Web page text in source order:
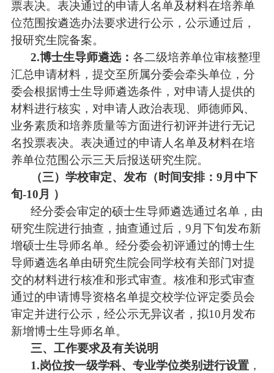
票表决。表决通过的申请人名单及材料在培养单
位范围按遴选办法要求进行公示，公示通过后，
报研究生院备案。
2.博士生导师遴选： 各二级培养单位审核整理
汇总申请材料，提交至所属分委会牵头单位，分
委会根据博士生导师遴选条件，对申请人提供的
材料进行核实，对申请人政治表现、师德师风、
业务素质和培养质量等方面进行初评并进行无记
名投票表决。表决通过的申请人名单及材料在培
养单位范围公示三天后报送研究生院。
（三）学校审定、发布（时间安排： 9月中下
旬-10月 ）
经分委会审定的硕士生导师遴选通过名单，由
研究生院进行抽查，抽查通过后， 9月下旬发布新
增硕士生导师名单。经分委会初评通过的博士生
导师遴选名单由研究生院会同学校有关部门对提
交的材料进行核准和形式审查。核准和形式审查
通过的申请博导资格名单提交校学位评定委员会
审定并进行公示，经公示无异议者，拟10月发布
新增博士生导师名单。
三、工作要求及有关说明
1.岗位按一级学科、专业学位类别进行设置，